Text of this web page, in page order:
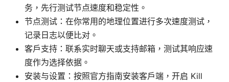
务，先行测试节点速度和稳定性。
节点测试：在你常用的地理位置进行多次速度测试，
记录日志以便比对。
客户支持：联系实时聊天或支持邮箱，测试其响应速
度作为选择依据。
安装与设置：按照官方指南安装客户端，开启 Kill